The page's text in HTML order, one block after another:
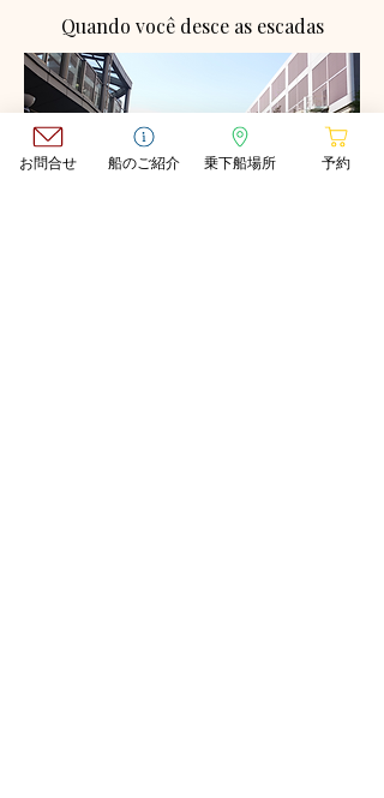
Quando você desce as escadas
お問合せ 船のご紹介 乗下船場所 予約